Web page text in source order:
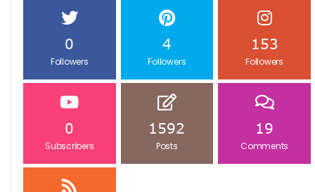
0
Followers
4
Followers
153
Followers
0
Subscribers
1592
Posts
19
Comments